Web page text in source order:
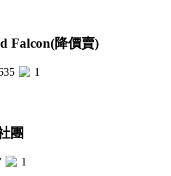
Falcon(降價賣)
1
團
1